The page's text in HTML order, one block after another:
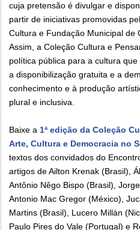
cuja pretensão é divulgar e
partir de iniciativas promovidas
Cultura e Fundação Municipal de
Assim, a Coleção Cultura e
política pública para a cultura
a disponibilização gratuita e a
conhecimento e à produção
plural e inclusiva.
Baixe a 1ª edição da Coleção
Arte, Cultura e Democracia no
textos dos convidados do
artigos de Ailton Krenak (Brasil),
Antônio Nêgo Bispo (Brasil),
Antonio Mac Gregor (México),
Martins (Brasil), Lucero Millán
Paulo Pires do Vale (Portugal) e